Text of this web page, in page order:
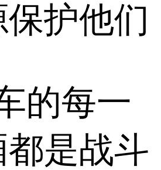
护他们
的每一
是战斗